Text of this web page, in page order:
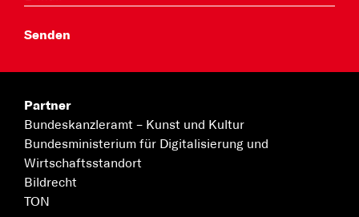
Partner
Bundeskanzleramt – Kunst und Kultur
Bundesministerium für Digitalisierung und
Wirtschaftsstandort
Bildrecht
TON